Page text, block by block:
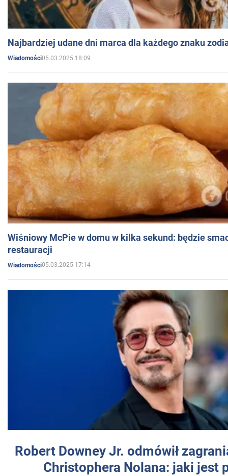
Najbardziej udane dni marca dla każdego znaku
Wiadomości05.03.2025 18:09
Wiśniowy McPie w domu w kilka sekund: będzie
restauracji
Wiadomości05.03.2025 17:14
Robert Downey Jr. odmówił
Christophera Nolana: jaki jest